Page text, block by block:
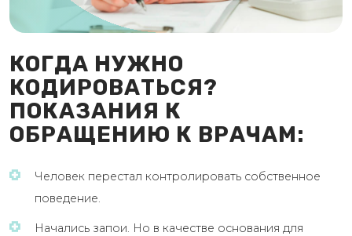
КОГДА НУЖНО
КОДИРОВАТЬСЯ?
ПОКАЗАНИЯ К
ОБРАЩЕНИЮ К ВРАЧАМ:
Человек перестал контролировать собственное
поведение.
Начались запои. Но в качестве основания для